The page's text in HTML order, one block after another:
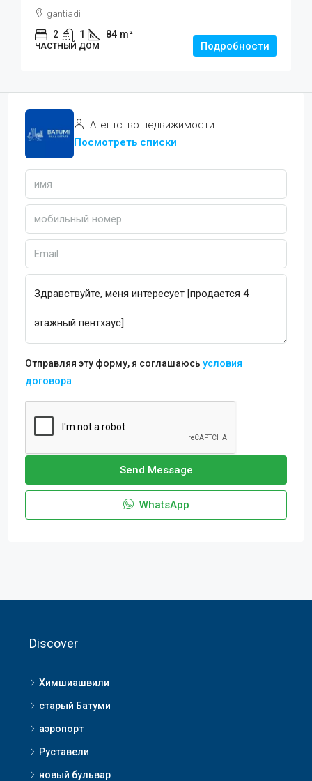
gantiadi
2 1 84 m²
ЧАСТНЫЙ ДОМ Подробности
Агентство недвижимости
Посмотреть списки
Отправляя эту форму, я соглашаюсь условия
договора
Send Message
WhatsApp
Discover
Химшиашвили
старый Батуми
аэропорт
Руставели
новый бульвар